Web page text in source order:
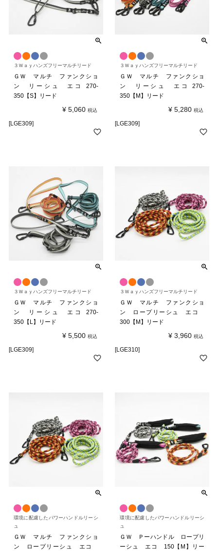
３Ｗａｙハンズフリーマルチリード
ＧＷ マルチ ファンクショ
ン リーシュ エコ 270-
350【S】リード
¥ 5,060 税込
[LGE309]
３Ｗａｙハンズフリーマルチリード
ＧＷ マルチ ファンクショ
ン リーシュ エコ 270-
350【M】リード
¥ 5,280 税込
[LGE309]
３Ｗａｙハンズフリーマルチリード
ＧＷ マルチ ファンクショ
ン リーシュ エコ 270-
350【L】リード
¥ 5,500 税込
[LGE309]
３Ｗａｙハンズフリーマルチリード
ＧＷ マルチ ファンクショ
ン ロープリーシュ エコ
300【M】リード
¥ 3,960 税込
[LGE310]
環境に配慮したパワーハンドルリーシ
ュ
ＧＷ マルチ ファンクショ
ン ロープリーシュ エコ
環境に配慮したパワーハンドルリーシ
ュ
ＧＷ Ｐーハンドル ロープリ
ーシュ エコ 150【M】リー